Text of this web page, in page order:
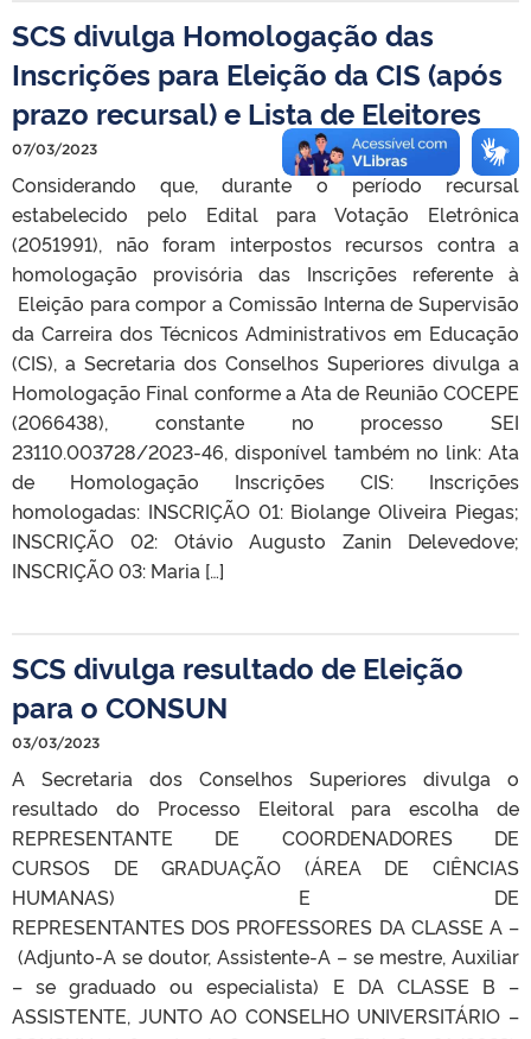
SCS divulga Homologação das
Inscrições para Eleição da CIS (após
prazo recursal) e Lista de Eleitores
07/03/2023
Considerando que, durante o período recursal
estabelecido pelo Edital para Votação Eletrônica
(2051991), não foram interpostos recursos contra a
homologação provisória das Inscrições referente à
Eleição para compor a Comissão Interna de Supervisão
da Carreira dos Técnicos Administrativos em Educação
(CIS), a Secretaria dos Conselhos Superiores divulga a
Homologação Final conforme a Ata de Reunião COCEPE
(2066438), constante no processo SEI
23110.003728/2023-46, disponível também no link: Ata
de Homologação Inscrições CIS: Inscrições
homologadas: INSCRIÇÃO 01: Biolange Oliveira Piegas;
INSCRIÇÃO 02: Otávio Augusto Zanin Delevedove;
INSCRIÇÃO 03: Maria […]
SCS divulga resultado de Eleição
para o CONSUN
03/03/2023
A Secretaria dos Conselhos Superiores divulga o
resultado do Processo Eleitoral para escolha de
REPRESENTANTE DE COORDENADORES DE
CURSOS DE GRADUAÇÃO (ÁREA DE CIÊNCIAS
HUMANAS) E DE
REPRESENTANTES DOS PROFESSORES DA CLASSE A –
(Adjunto-A se doutor, Assistente-A – se mestre, Auxiliar
– se graduado ou especialista) E DA CLASSE B –
ASSISTENTE, JUNTO AO CONSELHO UNIVERSITÁRIO –